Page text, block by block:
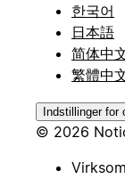
한국어
日本語
简体中
繁體中
Indstillinger for
© 2026